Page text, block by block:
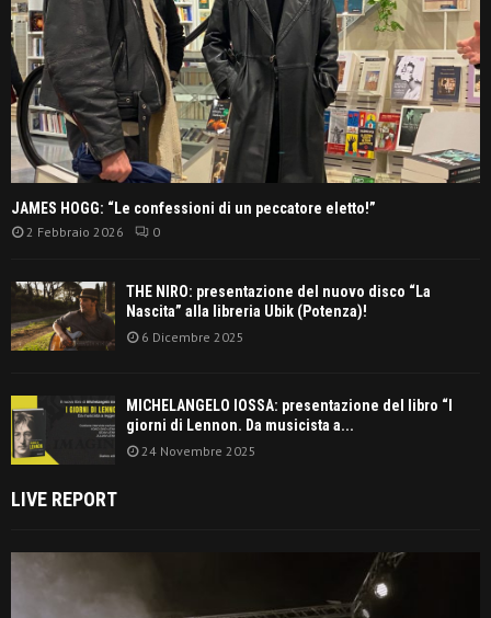
JAMES HOGG: “Le confessioni di un peccatore eletto!”
2 Febbraio 2026 0
THE NIRO: presentazione del nuovo disco “La
Nascita” alla libreria Ubik (Potenza)!
6 Dicembre 2025
MICHELANGELO IOSSA: presentazione del libro “I
giorni di Lennon. Da musicista a...
24 Novembre 2025
LIVE REPORT